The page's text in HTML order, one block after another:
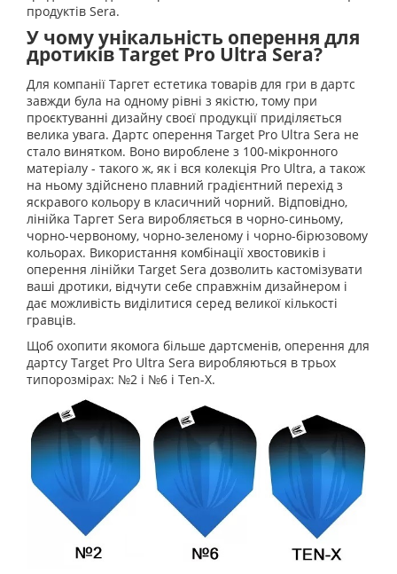
продуктів Sera.
У чому унікальність оперення для
дротиків Target Pro Ultra Sera?
Для компанії Таргет естетика товарів для гри в дартс
завжди була на одному рівні з якістю, тому при
проєктуванні дизайну своєї продукції приділяється
велика увага. Дартс оперення Target Pro Ultra Sera не
стало винятком. Воно вироблене з 100-мікронного
матеріалу - такого ж, як і вся колекція Pro Ultra, а також
на ньому здійснено плавний градієнтний перехід з
яскравого кольору в класичний чорний. Відповідно,
лінійка Таргет Sera виробляється в чорно-синьому,
чорно-червоному, чорно-зеленому і чорно-бірюзовому
кольорах. Використання комбінації хвостовиків і
оперення лінійки Target Sera дозволить кастомізувати
ваші дротики, відчути себе справжнім дизайнером і
дає можливість виділитися серед великої кількості
гравців.
Щоб охопити якомога більше дартсменів, оперення для
дартсу Target Pro Ultra Sera виробляються в трьох
типорозмірах: №2 і №6 і Ten-X.